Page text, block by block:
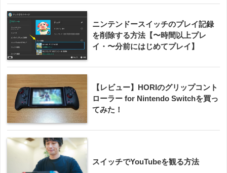
ニンテンドースイッチのプレイ記録
を削除する方法【〜時間以上プレ
イ・〜分前にはじめてプレイ】
【レビュー】HORIのグリップコント
ローラー for Nintendo Switchを買っ
てみた！
スイッチでYouTubeを観る方法